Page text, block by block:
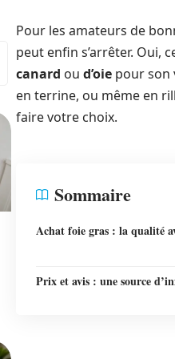
Pour les amateurs de
peut enfin s’arrêter. Oui,
canard ou d’oie pour son
en terrine, ou même en
faire votre choix.
Sommaire
Achat foie gras : la qualité
Prix et avis : une source